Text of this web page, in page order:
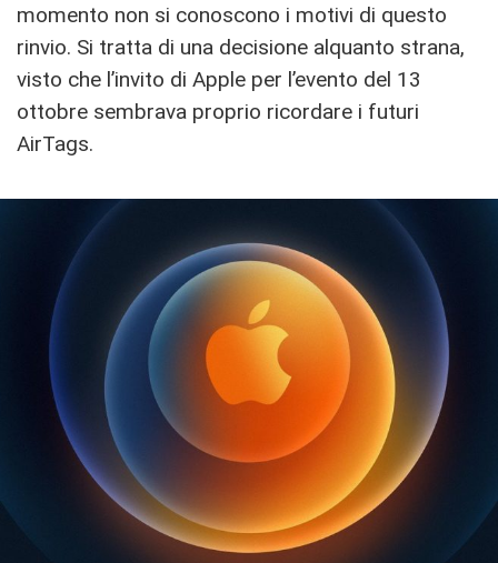
momento non si conoscono i motivi di questo
rinvio. Si tratta di una decisione alquanto strana,
visto che l’invito di Apple per l’evento del 13
ottobre sembrava proprio ricordare i futuri
AirTags.